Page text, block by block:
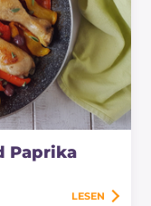
Paprika
LESEN